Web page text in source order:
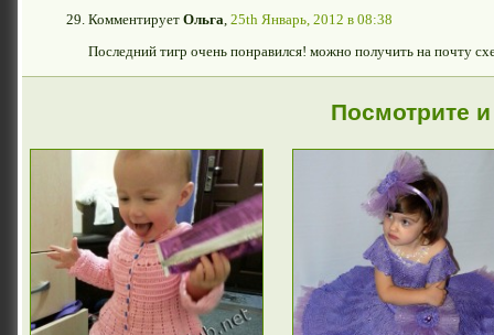
Комментирует Ольга, 25th Январь, 2012 в 08:38
Последний тигр очень понравился! можно получить на почту
Посмотрите